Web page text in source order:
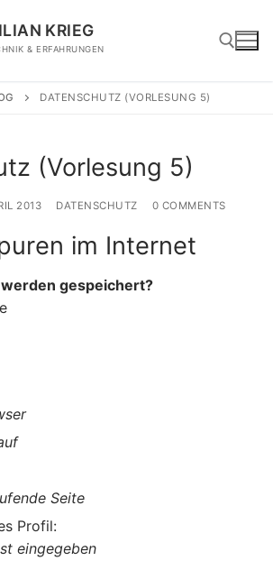
KRIEG
& ERFAHRUNGEN
DATENSCHUTZ (VORLESUNG 5)
(Vorlesung 5)
2013 DATENSCHUTZ 0 COMMENTS
im Internet
gespeichert?
Seite
Profil:
eingegeben